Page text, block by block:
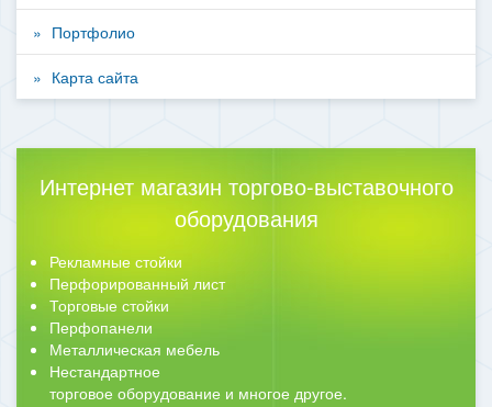
Портфолио
Карта сайта
Интернет магазин торгово-выставочного
оборудования
Рекламные стойки
Перфорированный лист
Торговые стойки
Перфопанели
Металлическая мебель
Нестандартное
торговое оборудование и многое другое.